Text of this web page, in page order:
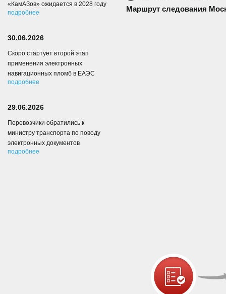
Маршрут следования
«КамАЗов» ожидается в 2028 году
подробнее
30.06.2026
Скоро стартует второй этап
применения электронных
навигационных пломб в ЕАЭС
подробнее
29.06.2026
Перевозчики обратились к
министру транспорта по поводу
электронных документов
подробнее